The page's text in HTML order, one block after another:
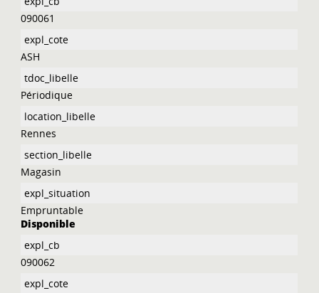
090061
ASH
Périodique
Rennes
Magasin
Empruntable
Disponible
090062